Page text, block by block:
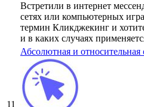
Встретили в интернет
сетях или компьютерных
термин Кликджекинг и
и в каких случаях
11
Абсолютная и относительная